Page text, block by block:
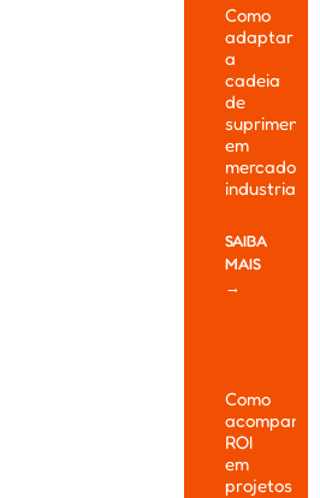
Como
adaptar
a
cadeia
de
em
mercados
industriais
SAIBA
MAIS
→
Como
ROI
em
projetos